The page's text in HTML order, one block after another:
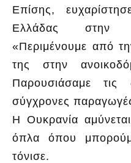
Επίσης,
Ελλάδας στην
«Περιμένουμε από
της στην
Παρουσιάσαμε τις
σύγχρονες
Η Ουκρανία
όπλα όπου
τόνισε.